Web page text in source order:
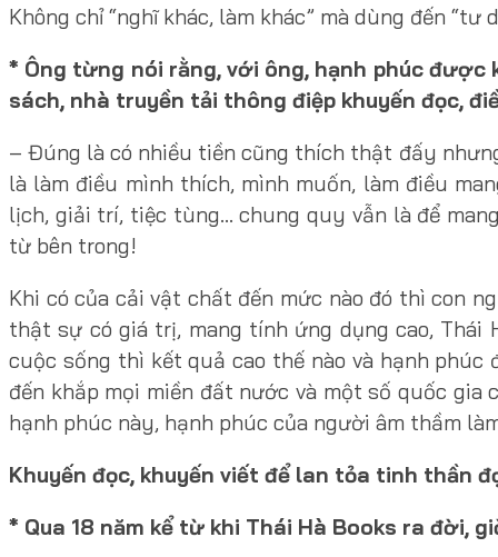
Không chỉ “nghĩ khác, làm khác” mà dùng đến
* Ông từng nói rằng, với ông, hạnh phúc
sách, nhà truyền tải thông điệp khuyến đọc,
– Đúng là có nhiều tiền cũng thích thật đấy
là làm điều mình thích, mình muốn, làm điều
lịch, giải trí, tiệc tùng… chung quy vẫn là để
từ bên trong!
Khi có của cải vật chất đến mức nào đó thì con
thật sự có giá trị, mang tính ứng dụng cao, Thái
cuộc sống thì kết quả cao thế nào và hạnh phúc
đến khắp mọi miền đất nước và một số quốc
hạnh phúc này, hạnh phúc của người âm thầm
Khuyến đọc, khuyến viết để lan tỏa tinh thần
* Qua 18 năm kể từ khi Thái Hà Books ra đời,